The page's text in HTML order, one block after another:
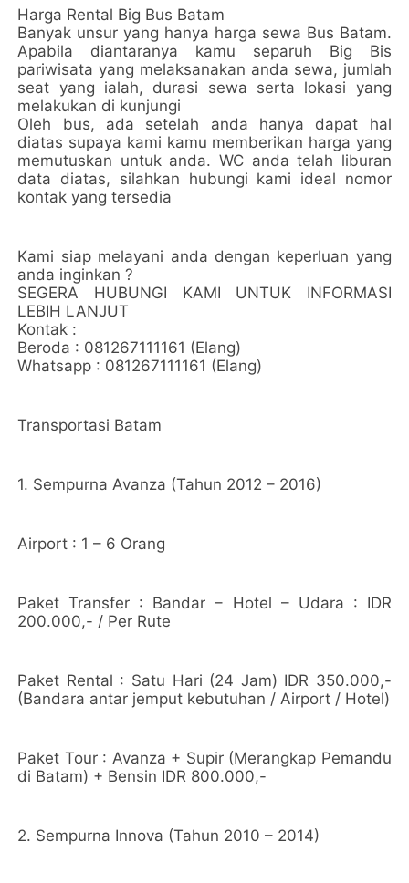
Harga Rental Big Bus Batam
Banyak unsur yang hanya harga sewa Bus Batam.
Apabila diantaranya kamu separuh Big Bis
pariwisata yang melaksanakan anda sewa, jumlah
seat yang ialah, durasi sewa serta lokasi yang
melakukan di kunjungi
Oleh bus, ada setelah anda hanya dapat hal
diatas supaya kami kamu memberikan harga yang
memutuskan untuk anda. WC anda telah liburan
data diatas, silahkan hubungi kami ideal nomor
kontak yang tersedia
Kami siap melayani anda dengan keperluan yang
anda inginkan ?
SEGERA HUBUNGI KAMI UNTUK INFORMASI
LEBIH LANJUT
Kontak :
Beroda : 081267111161 (Elang)
Whatsapp : 081267111161 (Elang)
Transportasi Batam
1. Sempurna Avanza (Tahun 2012 – 2016)
Airport : 1 – 6 Orang
Paket Transfer : Bandar – Hotel – Udara : IDR
200.000,- / Per Rute
Paket Rental : Satu Hari (24 Jam) IDR 350.000,-
(Bandara antar jemput kebutuhan / Airport / Hotel)
Paket Tour : Avanza + Supir (Merangkap Pemandu
di Batam) + Bensin IDR 800.000,-
2. Sempurna Innova (Tahun 2010 – 2014)